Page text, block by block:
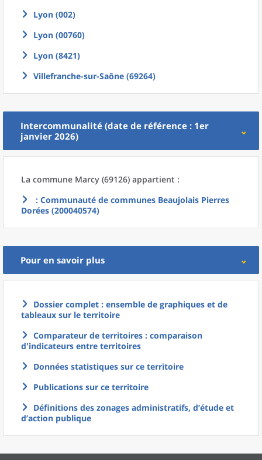
Lyon (002)
Lyon (00760)
Lyon (8421)
Villefranche-sur-Saône (69264)
Intercommunalité (date de référence : 1er
janvier 2026)
La commune Marcy (69126) appartient :
: Communauté de communes Beaujolais Pierres
Dorées (200040574)
Pour en savoir plus
Dossier complet : ensemble de graphiques et de
tableaux sur le territoire
Comparateur de territoires : comparaison
d'indicateurs entre territoires
Données statistiques sur ce territoire
Publications sur ce territoire
Définitions des zonages administratifs, d’étude et
d’action publique